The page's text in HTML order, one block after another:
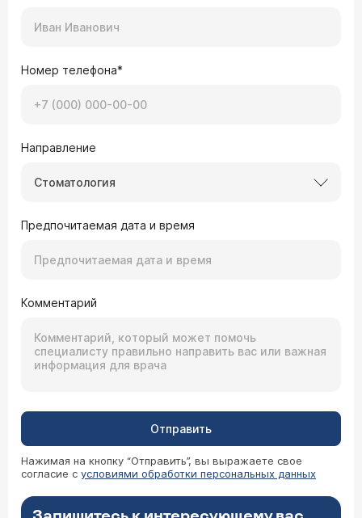
Номер телефона*
Направление
Стоматология
Предпочитаемая дата и время
Комментарий
Отправить
Нажимая на кнопку “Отправить”, вы выражаете свое
согласие с условиями обработки персональных данных